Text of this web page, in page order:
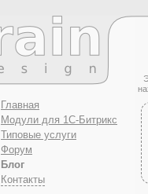
Главная
Модули для 1С-Битрикс
Типовые услуги
Форум
Блог
Контакты